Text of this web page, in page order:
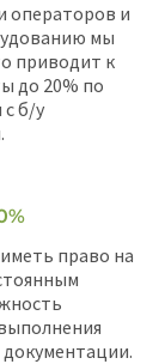
операторов и
мы
приводит к
до 20% по
б/у
право на